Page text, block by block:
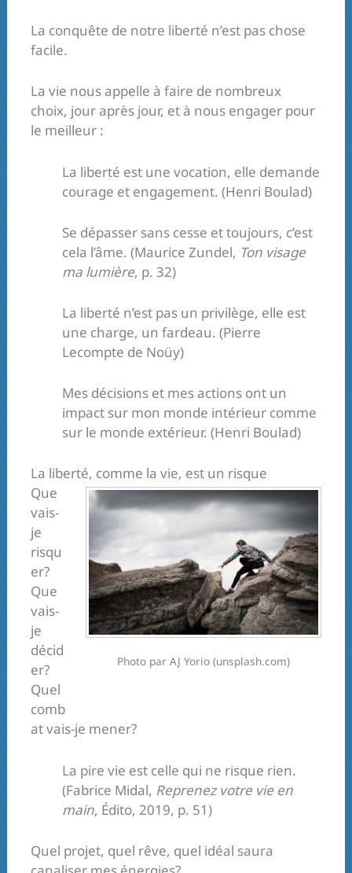
La conquête de notre liberté n’est pas chose
facile.
La vie nous appelle à faire de nombreux
choix, jour après jour, et à nous engager pour
le meilleur :
La liberté est une vocation, elle demande
courage et engagement. (Henri Boulad)
Se dépasser sans cesse et toujours, c’est
cela l’âme. (Maurice Zundel, Ton visage
ma lumière, p. 32)
La liberté n’est pas un privilège, elle est
une charge, un fardeau. (Pierre
Lecompte de Noüy)
Mes décisions et mes actions ont un
impact sur mon monde intérieur comme
sur le monde extérieur. (Henri Boulad)
La liberté, comme la vie, est un risque
Photo par AJ Yorio (unsplash.com)
Que
vais-
je
risqu
er?
Que
vais-
je
décid
er?
Quel
comb
at vais-je mener?
La pire vie est celle qui ne risque rien.
(Fabrice Midal, Reprenez votre vie en
main, Édito, 2019, p. 51)
Quel projet, quel rêve, quel idéal saura